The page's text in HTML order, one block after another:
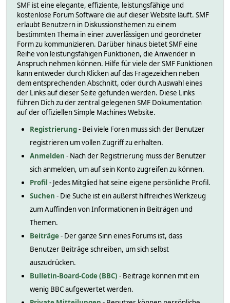
SMF ist eine elegante, effiziente, leistungsfähige und
kostenlose Forum Software die auf dieser Website läuft. SMF
erlaubt Benutzern in Diskussionsthemen zu einem
bestimmten Thema in einer zuverlässigen und geordneter
Form zu kommunizieren. Darüber hinaus bietet SMF eine
Reihe von leistungsfähigen Funktionen, die Anwender in
Anspruch nehmen können. Hilfe für viele der SMF Funktionen
kann entweder durch Klicken auf das Fragezeichen neben
dem entsprechenden Abschnitt, oder durch Auswahl eines
der Links auf dieser Seite gefunden werden. Diese Links
führen Dich zu der zentral gelegenen SMF Dokumentation
auf der offiziellen Simple Machines Website.
Registrierung- Bei viele Foren muss sich der Benutzer
registrieren um vollen Zugriff zu erhalten.
Anmelden - Nach der Registrierung muss der Benutzer
sich anmelden, um auf sein Konto zugreifen zu können.
Profil - Jedes Mitglied hat seine eigene persönliche Profil.
Suchen - Die Suche ist ein äußerst hilfreiches Werkzeug
zum Auffinden von Informationen in Beiträgen und
Themen.
Beiträge- Der ganze Sinn eines Forums ist, dass
Benutzer Beiträge schreiben, um sich selbst
auszudrücken.
Bulletin-Board-Code (BBC) - Beiträge können mit ein
wenig BBC aufgewertet werden.